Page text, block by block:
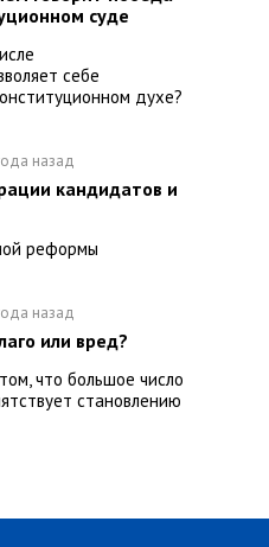
суде
себе
духе?
назад
кандидатов и
реформы
назад
или вред?
что большое число
становлению